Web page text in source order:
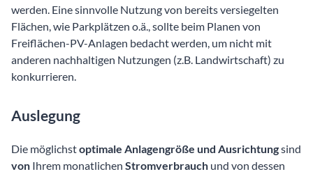
werden. Eine sinnvolle Nutzung von bereits versiegelten
Flächen, wie Parkplätzen o.ä., sollte beim Planen von
Freiflächen-PV-Anlagen bedacht werden, um nicht mit
anderen nachhaltigen Nutzungen (z.B. Landwirtschaft) zu
konkurrieren.
Auslegung
Die möglichstoptimale Anlagengröße und Ausrichtungsind
von Ihrem monatlichen Stromverbrauch und von dessen